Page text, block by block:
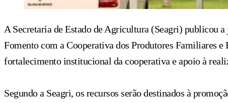
A Secretaria de Estado de Agricultura (Seagri) publicou
Fomento com a Cooperativa dos Produtores Familiares
fortalecimento institucional da cooperativa e apoio à
Segundo a Seagri, os recursos serão destinados à